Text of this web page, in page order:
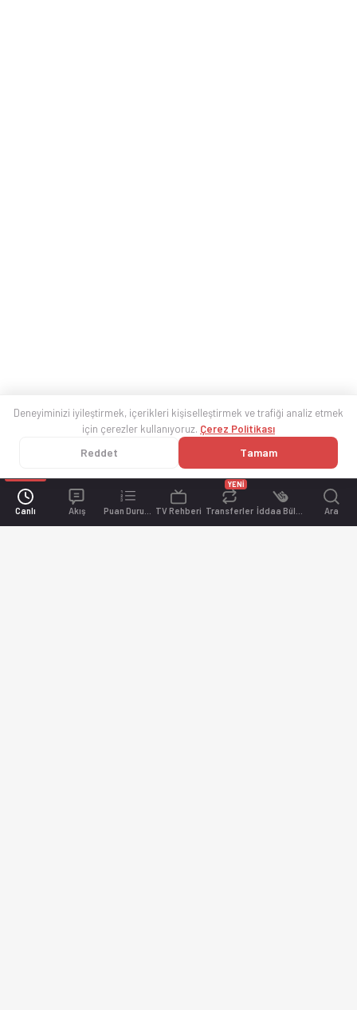
Canlı Akış TV Rehberi Transferler
YENİ
Ara
Deneyiminizi iyileştirmek, içerikleri kişiselleştirmek ve trafiği analiz etmek
için çerezler kullanıyoruz. Çerez Politikası
Reddet Tamam